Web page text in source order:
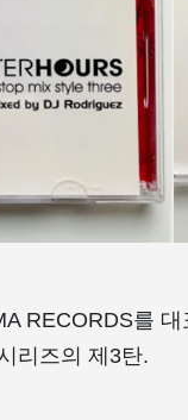
RECORDS를
리즈의 제3탄.